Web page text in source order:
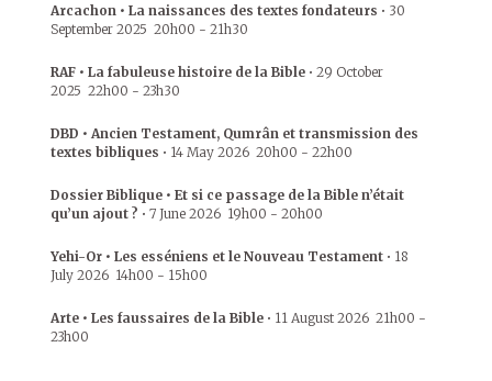
Arcachon • La naissances des textes fondateurs • 30
September 2025 20h00 - 21h30
RAF • La fabuleuse histoire de la Bible • 29 October
2025 22h00 - 23h30
DBD • Ancien Testament, Qumrân et transmission des
textes bibliques • 14 May 2026 20h00 - 22h00
Dossier Biblique • Et si ce passage de la Bible n’était
qu’un ajout ? • 7 June 2026 19h00 - 20h00
Yehi-Or • Les esséniens et le Nouveau Testament • 18
July 2026 14h00 - 15h00
Arte • Les faussaires de la Bible • 11 August 2026 21h00 -
23h00